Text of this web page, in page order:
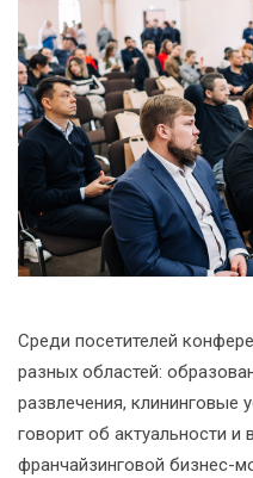
Среди посетителей
разных областей:
развлечения, клининговые
говорит об актуальности и
франчайзинговой бизнес-